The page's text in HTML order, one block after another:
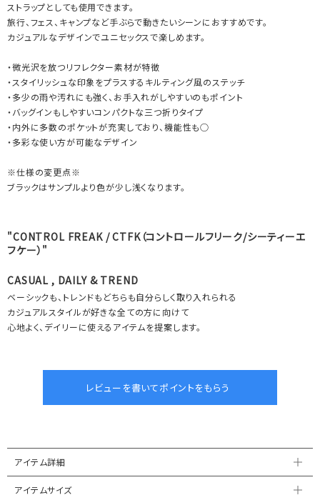
ストラップとしても使用できます。
旅行、フェス、キャンプなど手ぶらで動きたいシーンにおすすめです。
カジュアルなデザインでユニセックスで楽しめます。
・微光沢を放つリフレクター素材が特徴
・スタイリッシュな印象をプラスするキルティング風のステッチ
・多少の雨や汚れにも強く、お手入れがしやすいのもポイント
・バッグインもしやすいコンパクトな三つ折りタイプ
・内外に多数のポケットが充実しており、機能性も○
・多彩な使い方が可能なデザイン
※仕様の変更点※
ブラックはサンプルより色が少し浅くなります。
"CONTROL FREAK / CTFK（コントロールフリーク/シーティーエ
フケー）"
CASUAL , DAILY & TREND
ベーシックも、トレンドもどちらも自分らしく取り入れられる
カジュアルスタイルが好きな全ての方に向けて
心地よく、デイリーに使えるアイテムを提案します。
アイテム詳細
アイテムサイズ